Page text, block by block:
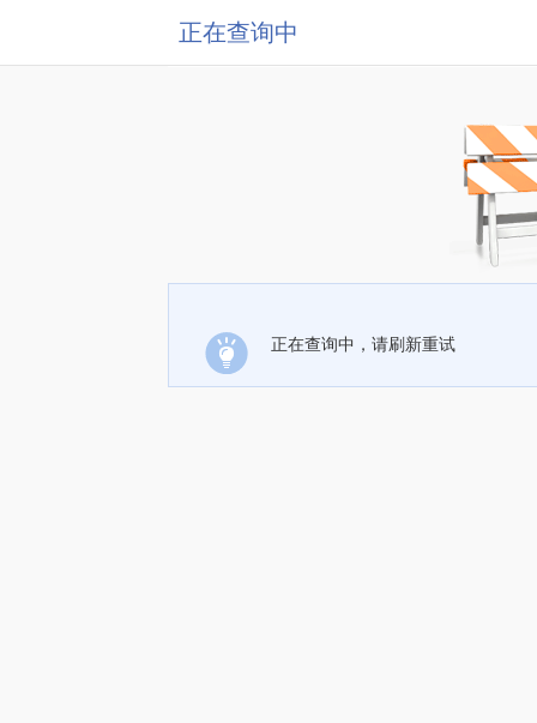
正在查询中
正在查询中，请刷新重试